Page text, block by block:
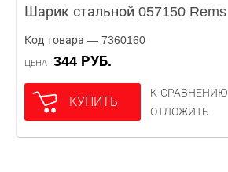
Шарик стальной 057150 Rems
Код товара — 7360160
ЦЕНА 344 РУБ.
КУПИТЬ
К СРАВНЕНИЮ
ОТЛОЖИТЬ